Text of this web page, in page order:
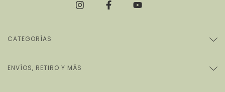
CATEGORÍAS
ENVÍOS, RETIRO Y MÁS